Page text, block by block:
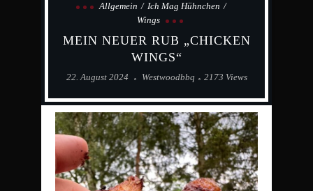
Allgemein
Ich Mag Hühnchen
Wings
MEIN NEUER RUB „CHICKEN
WINGS“
22. August 2024 Westwoodbbq 2173 Views